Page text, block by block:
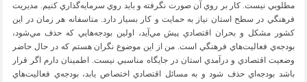
مطلوبي نيست. كار بر روي آن صورت نگرفته و بايد روي سرمايه‌گذاري كنيم. مديريت
فرهنگي در سطح استان نياز به حمايت و كار بسيار دارد. متاسفانه هر زمان در اين
كشور مشكل و بحران اقتصادي پيش مي‌آيد، اولين بودجه‌هايي كه حذف مي‌شود،
بودجه‌ي فعاليت‌هاي فرهنگي است. من از اين موضوع نگران هستم كه در حال حاضر
وضعيت اقتصادي و درآمدي استان در جايگاه مناسبي نيست. اطمينان دارم اگر قرار
باشد بودجه‌اي حذف شود و به مسائل اقتصادي اختصاص يابد، بودجه‌ي فعاليت‌هاي